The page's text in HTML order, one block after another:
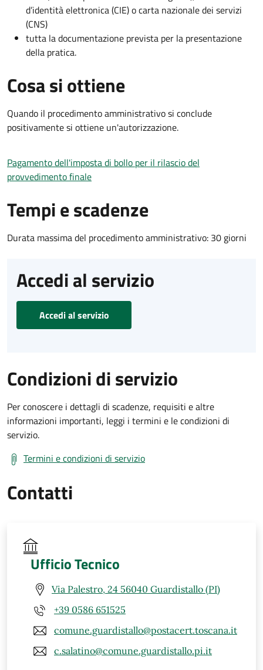
d’identità elettronica (CIE) o carta nazionale dei servizi
(CNS)
tutta la documentazione prevista per la presentazione
della pratica.
Cosa si ottiene
Quando il procedimento amministrativo si conclude
positivamente si ottiene un'autorizzazione.
Pagamento dell'imposta di bollo per il rilascio del
provvedimento finale
Tempi e scadenze
Durata massima del procedimento amministrativo: 30 giorni
Accedi al servizio
Accedi al servizio
Condizioni di servizio
Per conoscere i dettagli di scadenze, requisiti e altre
informazioni importanti, leggi i termini e le condizioni di
servizio.
Termini e condizioni di servizio
Contatti
Ufficio Tecnico
Via Palestro, 24 56040 Guardistallo (PI)
+39 0586 651525
comune.guardistallo@postacert.toscana.it
c.salatino@comune.guardistallo.pi.it